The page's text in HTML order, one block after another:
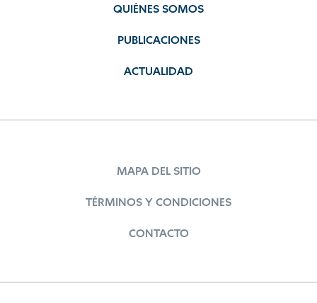
QUIÉNES SOMOS
PUBLICACIONES
ACTUALIDAD
MAPA DEL SITIO
TÉRMINOS Y CONDICIONES
CONTACTO